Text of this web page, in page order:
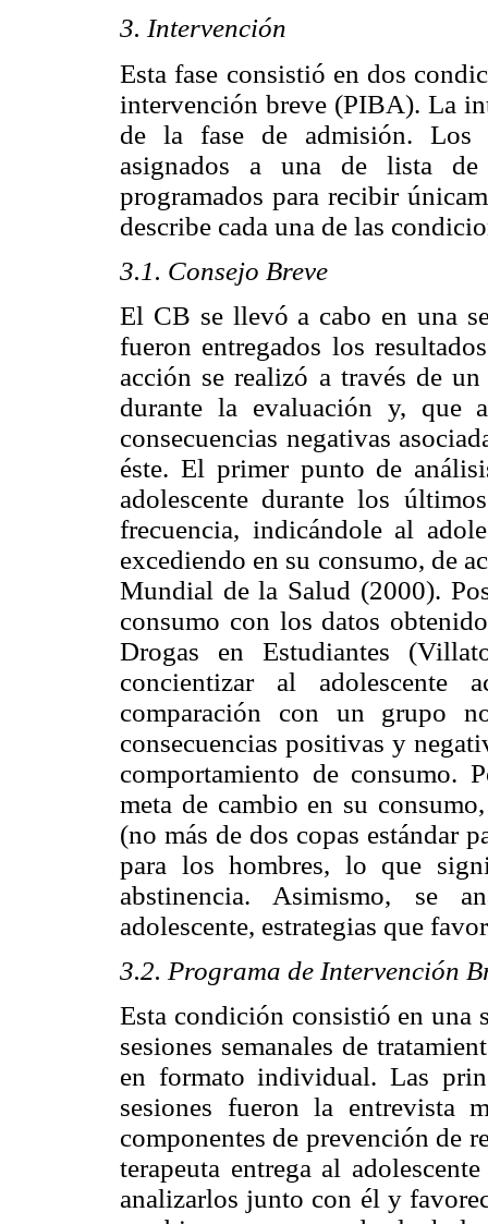
3. Intervención
Esta fase consistió en dos
intervención breve (PIBA). La
de la fase de admisión. Los
asignados a una de lista
programados para recibir
describe cada una de las
3.1. Consejo Breve
El CB se llevó a cabo en una
fueron entregados los
acción se realizó a través de
durante la evaluación y, que
consecuencias negativas
éste. El primer punto de
adolescente durante los
frecuencia, indicándole al
excediendo en su consumo, de
Mundial de la Salud (2000).
consumo con los datos
Drogas en Estudiantes
concientizar al adolescente
comparación con un grupo
consecuencias positivas y
comportamiento de consumo.
meta de cambio en su
(no más de dos copas estándar
para los hombres, lo que
abstinencia. Asimismo, se
adolescente, estrategias que
3.2. Programa de Intervención
Esta condición consistió en una
sesiones semanales de
en formato individual. Las
sesiones fueron la entrevista
componentes de prevención de
terapeuta entrega al
analizarlos junto con él y